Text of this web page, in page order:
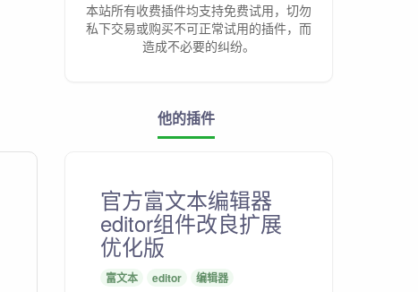
本站所有收费插件均支持免费试用，切勿
私下交易或购买不可正常试用的插件，而
造成不必要的纠纷。
他的插件
官方富文本编辑器
editor组件改良扩展
优化版
富文本 editor 编辑器